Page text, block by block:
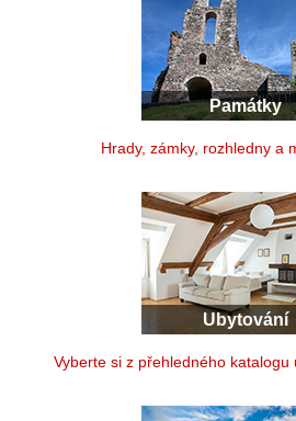
Památky
Hrady, zámky, rozhledny a
Ubytování
Vyberte si z přehledného